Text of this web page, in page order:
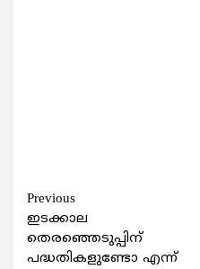
Continue
Reading
Previous
ഇടക്കാല
തെരഞ്ഞെടുപ്പിന്
പദ്ധതികളുണ്ടോ എന്ന്